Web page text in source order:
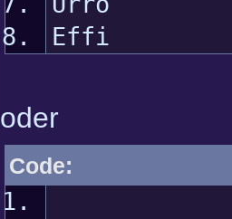
Effi
oder
Code: